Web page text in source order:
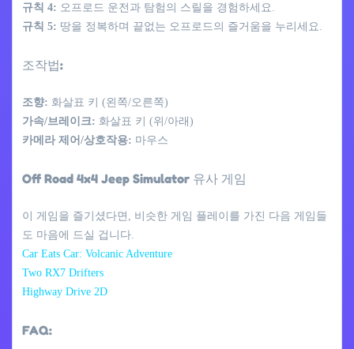
규칙 4: 오프로드 운전과 탐험의 스릴을 경험하세요.
규칙 5: 땅을 정복하며 끝없는 오프로드의 즐거움을 누리세요.
조작법:
조향: 화살표 키 (왼쪽/오른쪽)
가속/브레이크: 화살표 키 (위/아래)
카메라 제어/상호작용: 마우스
Off Road 4x4 Jeep Simulator 유사 게임
이 게임을 즐기셨다면, 비슷한 게임 플레이를 가진 다음 게임들
도 마음에 드실 겁니다.
Car Eats Car: Volcanic Adventure
Two RX7 Drifters
Highway Drive 2D
FAQ: